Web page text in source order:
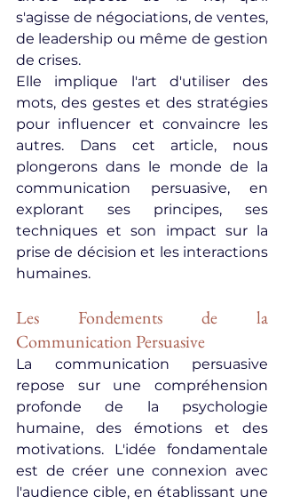
s'agisse de négociations, de ventes,
de leadership ou même de gestion
de crises.
Elle implique l'art d'utiliser des
mots, des gestes et des stratégies
pour influencer et convaincre les
autres. Dans cet article, nous
plongerons dans le monde de la
communication persuasive, en
explorant ses principes, ses
techniques et son impact sur la
prise de décision et les interactions
humaines.
Les Fondements de la
Communication Persuasive
La communication persuasive
repose sur une compréhension
profonde de la psychologie
humaine, des émotions et des
motivations. L'idée fondamentale
est de créer une connexion avec
l'audience cible, en établissant une